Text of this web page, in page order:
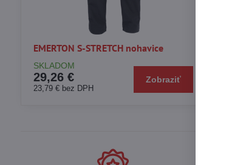
EMERTON S-STRETCH nohavice
SKLADOM
29,26 €
23,79 € bez DPH
Zobraziť